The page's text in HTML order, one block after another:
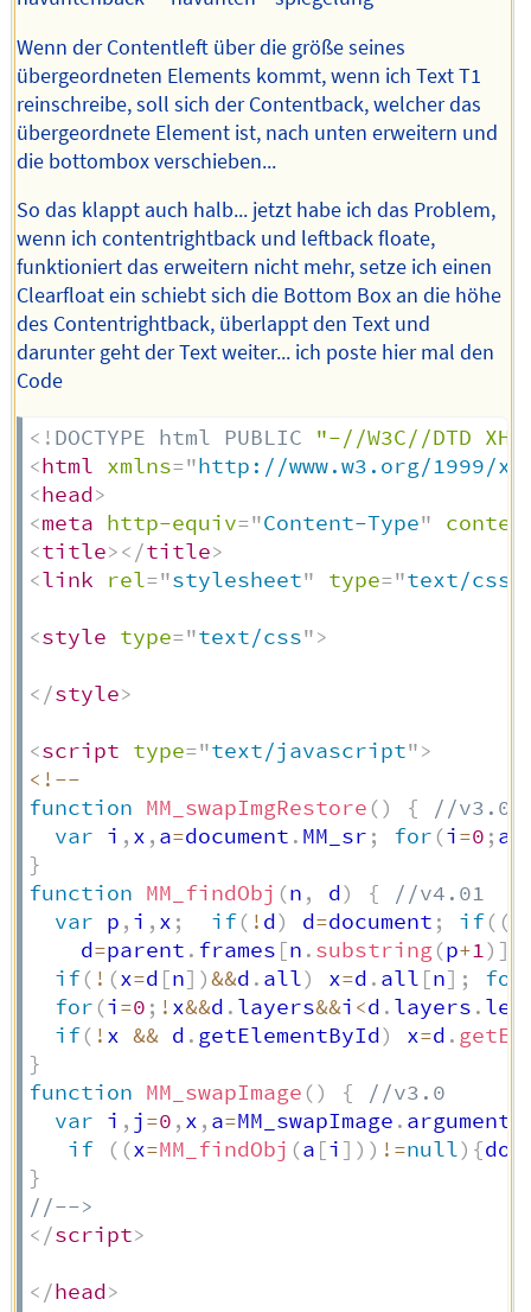
Wenn der Contentleft über die größe seines
übergeordneten Elements kommt, wenn ich Text T1
reinschreibe, soll sich der Contentback, welcher das
übergeordnete Element ist, nach unten erweitern und
die bottombox verschieben...
So das klappt auch halb... jetzt habe ich das Problem,
wenn ich contentrightback und leftback floate,
funktioniert das erweitern nicht mehr, setze ich einen
Clearfloat ein schiebt sich die Bottom Box an die höhe
des Contentrightback, überlappt den Text und
darunter geht der Text weiter... ich poste hier mal den
Code
<! DOCTYPE html PUBLIC
"-//W3C//DTD
<html xmlns="http://www.w3.org/1999/
<head>
<meta http-equiv="Content-Type"
<title></title>
<link rel="stylesheet" type="text/css
<style type="text/css">
</style>
<script type="text/javascript">
< ! --
function MM_swapImgRestore () {
//v3.0
var i , x , a=document . MM_sr ; for (i=0 ; a
}
function MM_findObj (n , d) {
//v4.01
var p , i , x ; if( ! d) d=document ; if( (
    d
=parent . frames [n . substring(p+1) ]
if( ! (x=d [n] )&&d . all) x=d . all [n] ;
for
for (i=0 ; ! x&&d . layers&&i <d . layers .
if( ! x && d . getElementById) x=d .
}
function MM_swapImage () {
//v3.0
var i , j=0 , x , a=MM_swapImage . arguments
if
( (x=MM_findObj (a [i ] ) ) !=null) {
}
//-->
</script>
</head>